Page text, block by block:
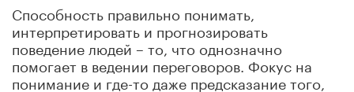
Способность правильно понимать,
интерпретировать и прогнозировать
поведение людей – то, что однозначно
помогает в ведении переговоров. Фокус на
понимание и где-то даже предсказание того,